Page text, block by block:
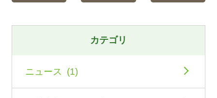
カテゴリ
ニュース (1)